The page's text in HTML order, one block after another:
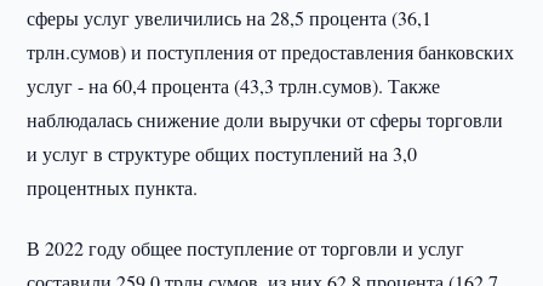
сферы услуг увеличились на 28,5 процента (36,1
трлн.сумов) и поступления от предоставления банковских
услуг - на 60,4 процента (43,3 трлн.сумов). Также
наблюдалась снижение доли выручки от сферы торговли
и услуг в структуре общих поступлений на 3,0
процентных пункта.
В 2022 году общее поступление от торговли и услуг